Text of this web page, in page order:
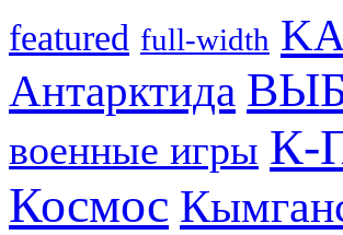
featured full-width
Антарктида
военные игры К-
Космос